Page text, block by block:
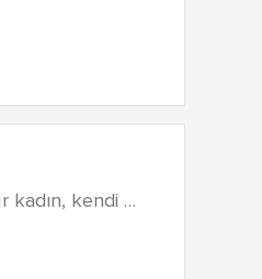
kadın, kendi …